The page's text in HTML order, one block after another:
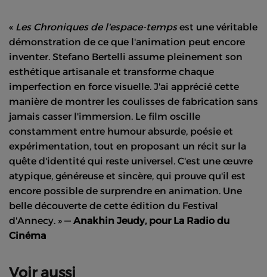
« Les Chroniques de l'espace-tempsest une véritable
démonstration de ce que l'animation peut encore
inventer. Stefano Bertelli assume pleinement son
esthétique artisanale et transforme chaque
imperfection en force visuelle. J'ai apprécié cette
manière de montrer les coulisses de fabrication sans
jamais casser l'immersion. Le film oscille
constamment entre humour absurde, poésie et
expérimentation, tout en proposant un récit sur la
quête d'identité qui reste universel. C'est une œuvre
atypique, généreuse et sincère, qui prouve qu'il est
encore possible de surprendre en animation. Une
belle découverte de cette édition du Festival
d'Annecy. » — Anakhin Jeudy, pour La Radio du
Cinéma
Voir aussi